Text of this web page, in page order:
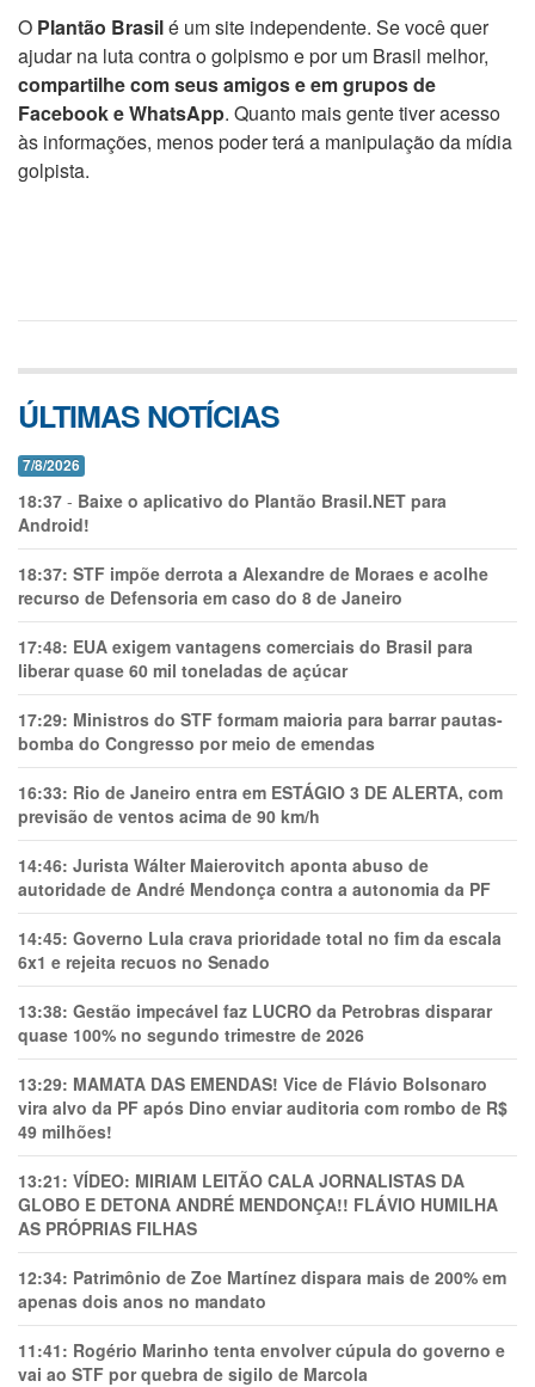
O Plantão Brasilé um site independente. Se você quer
ajudar na luta contra o golpismo e por um Brasil melhor,
compartilhe com seus amigos e em grupos de
Facebook e WhatsApp. Quanto mais gente tiver acesso
às informações, menos poder terá a manipulação da mídia
golpista.
ÚLTIMAS NOTÍCIAS
7/8/2026
18:37 - Baixe o aplicativo do Plantão Brasil.NET para
Android!
18:37: STF impõe derrota a Alexandre de Moraes e acolhe
recurso de Defensoria em caso do 8 de Janeiro
17:48: EUA exigem vantagens comerciais do Brasil para
liberar quase 60 mil toneladas de açúcar
17:29: Ministros do STF formam maioria para barrar pautas-
bomba do Congresso por meio de emendas
16:33: Rio de Janeiro entra em ESTÁGIO 3 DE ALERTA, com
previsão de ventos acima de 90 km/h
14:46: Jurista Wálter Maierovitch aponta abuso de
autoridade de André Mendonça contra a autonomia da PF
14:45: Governo Lula crava prioridade total no fim da escala
6x1 e rejeita recuos no Senado
13:38: Gestão impecável faz LUCRO da Petrobras disparar
quase 100% no segundo trimestre de 2026
13:29: MAMATA DAS EMENDAS! Vice de Flávio Bolsonaro
vira alvo da PF após Dino enviar auditoria com rombo de R$
49 milhões!
13:21: VÍDEO: MIRIAM LEITÃO CALA JORNALISTAS DA
GLOBO E DETONA ANDRÉ MENDONÇA!! FLÁVIO HUMILHA
AS PRÓPRIAS FILHAS
12:34: Patrimônio de Zoe Martínez dispara mais de 200% em
apenas dois anos no mandato
11:41: Rogério Marinho tenta envolver cúpula do governo e
vai ao STF por quebra de sigilo de Marcola